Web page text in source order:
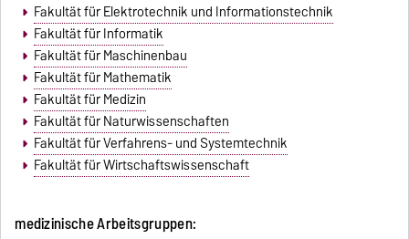
Fakultät für Elektrotechnik und Informationstechnik
Fakultät für Informatik
Fakultät für Maschinenbau
Fakultät für Mathematik
Fakultät für Medizin
Fakultät für Naturwissenschaften
Fakultät für Verfahrens- und Systemtechnik
Fakultät für Wirtschaftswissenschaft
medizinische Arbeitsgruppen: